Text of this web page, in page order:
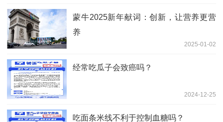
蒙牛2025新年献词：创新，让营养更营
养
2025-01-02
经常吃瓜子会致癌吗？
2024-12-25
吃面条米线不利于控制血糖吗？